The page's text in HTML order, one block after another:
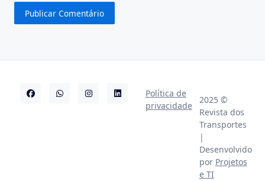
Política de
privacidade
2025 ©
Revista dos
Transportes
|
Desenvolvido
por Projetos
e TI